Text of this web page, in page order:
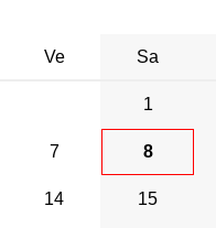
Ve Sa
1
7 8
14 15